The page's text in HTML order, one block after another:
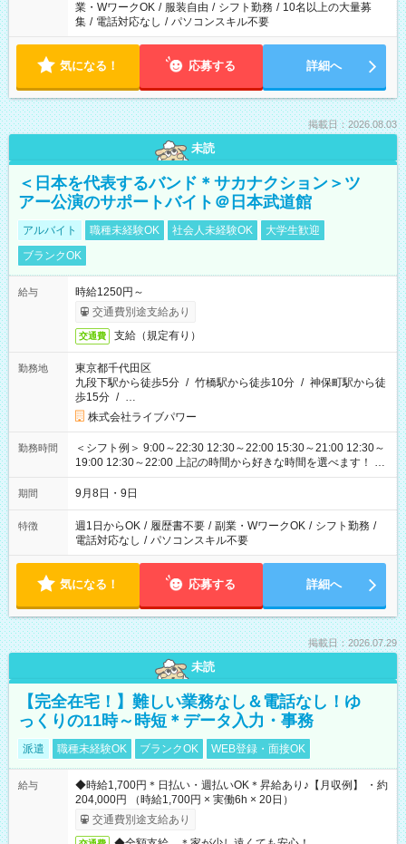
業・WワークOK / 服装自由 / シフト勤務 / 10名以上の大量募
集 / 電話対応なし / パソコンスキル不要
気になる！ 応募する 詳細へ
掲載日：2026.08.03
未読
＜日本を代表するバンド＊サカナクション＞ツ
アー公演のサポートバイト＠日本武道館
アルバイト 職種未経験OK 社会人未経験OK
大学生歓迎
ブランクOK
給与
時給1250円～
交通費別途支給あり
交通費 支給（規定有り）
勤務地
東京都千代田区
九段下駅から徒歩5分 / 竹橋駅から徒歩10分 / 神保町駅から徒
歩15分 / …
株式会社ライブパワー
勤務時間
＜シフト例＞ 9:00～22:30 12:30～22:00 15:30～21:00 12:30～
19:00 12:30～22:00 上記の時間から好きな時間を選べます！ ※
時間は変更となる可能性があります
期間 9月8日・9日
特徴 週1日からOK / 履歴書不要 / 副業・WワークOK / シフト勤務 /
電話対応なし / パソコンスキル不要
気になる！ 応募する 詳細へ
掲載日：2026.07.29
未読
【完全在宅！】難しい業務なし＆電話なし！ゆ
っくりの11時～時短＊データ入力・事務
派遣 職種未経験OK ブランクOK WEB登録・面接OK
給与
◆時給1,700円＊日払い・週払いOK＊昇給あり♪【月収例】 ・約
204,000円 （時給1,700円 × 実働6h × 20日）
交通費別途支給あり